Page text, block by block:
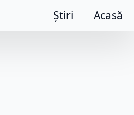
Știri Acasă